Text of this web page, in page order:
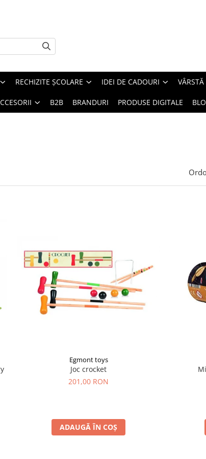
RECHIZITE ȘCOLARE IDEI DE CADOURI VÂRSTĂ
B2B BRANDURI PRODUSE DIGITALE
Egmont toys
Joc crocket
201,00 RON
ADAUGĂ ÎN COȘ